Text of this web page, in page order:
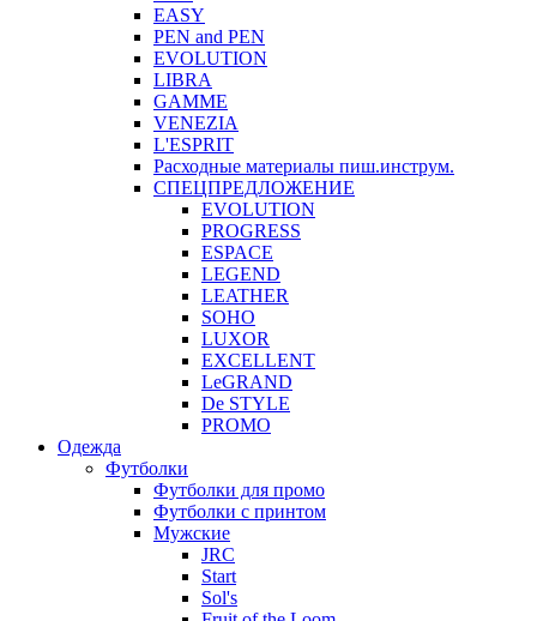
EASY
PEN and PEN
EVOLUTION
LIBRA
GAMME
VENEZIA
L'ESPRIT
Расходные материалы пиш.инструм.
СПЕЦПРЕДЛОЖЕНИЕ
EVOLUTION
PROGRESS
ESPACE
LEGEND
LEATHER
SOHO
LUXOR
EXCELLENT
LeGRAND
De STYLE
PROMO
Одежда
Футболки
Футболки для промо
Футболки с принтом
Мужские
JRC
Start
Sol's